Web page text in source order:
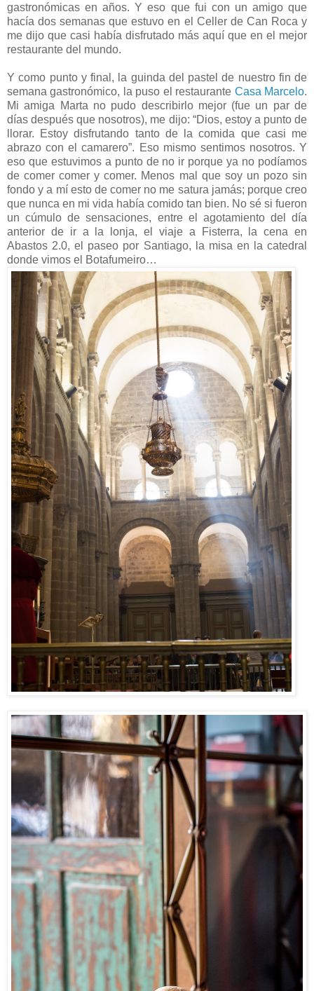
gastronómicas en años. Y eso que fui con un amigo que
hacía dos semanas que estuvo en el Celler de Can Roca y
me dijo que casi había disfrutado más aquí que en el mejor
restaurante del mundo.
Y como punto y final, la guinda del pastel de nuestro fin de
semana gastronómico, la puso el restaurante Casa Marcelo.
Mi amiga Marta no pudo describirlo mejor (fue un par de
días después que nosotros), me dijo: “Dios, estoy a punto de
llorar. Estoy disfrutando tanto de la comida que casi me
abrazo con el camarero”. Eso mismo sentimos nosotros. Y
eso que estuvimos a punto de no ir porque ya no podíamos
de comer comer y comer. Menos mal que soy un pozo sin
fondo y a mí esto de comer no me satura jamás; porque creo
que nunca en mi vida había comido tan bien. No sé si fueron
un cúmulo de sensaciones, entre el agotamiento del día
anterior de ir a la lonja, el viaje a Fisterra, la cena en
Abastos 2.0, el paseo por Santiago, la misa en la catedral
donde vimos el Botafumeiro…